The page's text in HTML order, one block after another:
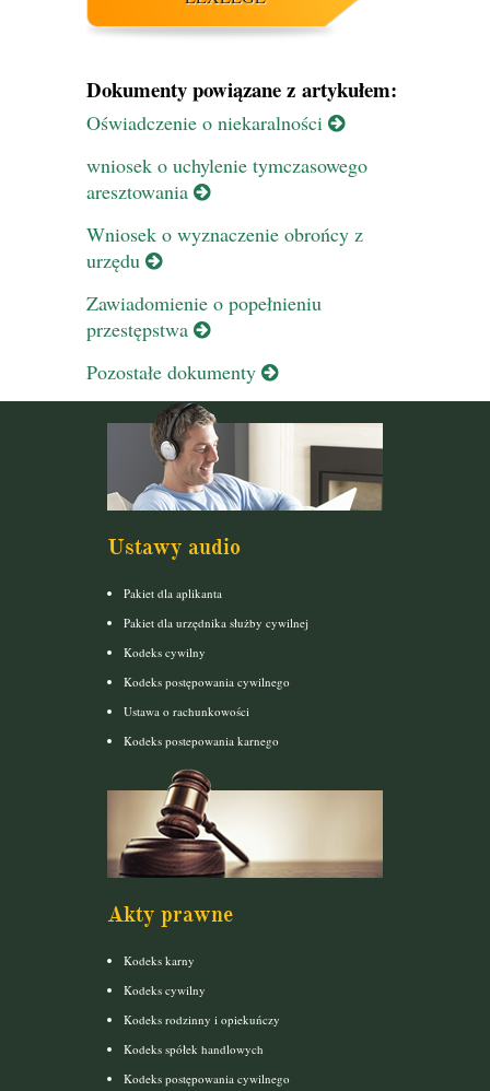
Dokumenty powiązane z artykułem:
Oświadczenie o niekaralności
wniosek o uchylenie tymczasowego
aresztowania
Wniosek o wyznaczenie obrońcy z
urzędu
Zawiadomienie o popełnieniu
przestępstwa
Pozostałe dokumenty
Ustawy audio
Pakiet dla aplikanta
Pakiet dla urzędnika służby cywilnej
Kodeks cywilny
Kodeks postępowania cywilnego
Ustawa o rachunkowości
Kodeks postepowania karnego
Akty prawne
Kodeks karny
Kodeks cywilny
Kodeks rodzinny i opiekuńczy
Kodeks spółek handlowych
Kodeks postępowania cywilnego